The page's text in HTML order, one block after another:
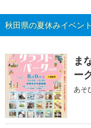
秋田県の夏休みイベン
ま
ー
あそ